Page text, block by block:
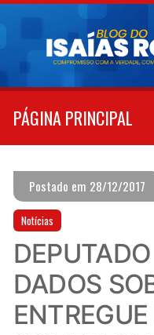
Pular
conteúdo
PÁGINA PRINCIPAL
Postado em 28/12/2017
Notícias
DADOS